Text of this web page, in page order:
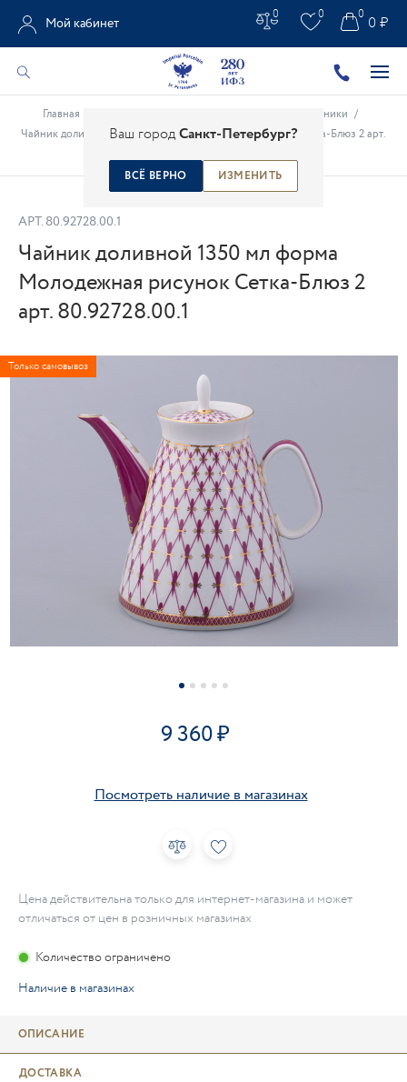
Ваш городСанкт-Петербург?
ВСЁ ВЕРНО ИЗМЕНИТЬ
Мой кабинет
0 0 0 ₽
0
Главная Чайники /
Чайник доливной 1350 мл форма Молодежная рисунок Сетка-Блюз 2 арт.
АРТ. 80.92728.00.1
Чайник доливной 1350 мл форма
Молодежная рисунок Сетка-Блюз 2
арт. 80.92728.00.1
Только самовывоз
9 360
Посмотреть наличие в магазинах
Цена действительна только для интернет-магазина и может
отличаться от цен в розничных магазинах
Количество ограничено
Наличие в магазинах
ОПИСАНИЕ
ДОСТАВКА